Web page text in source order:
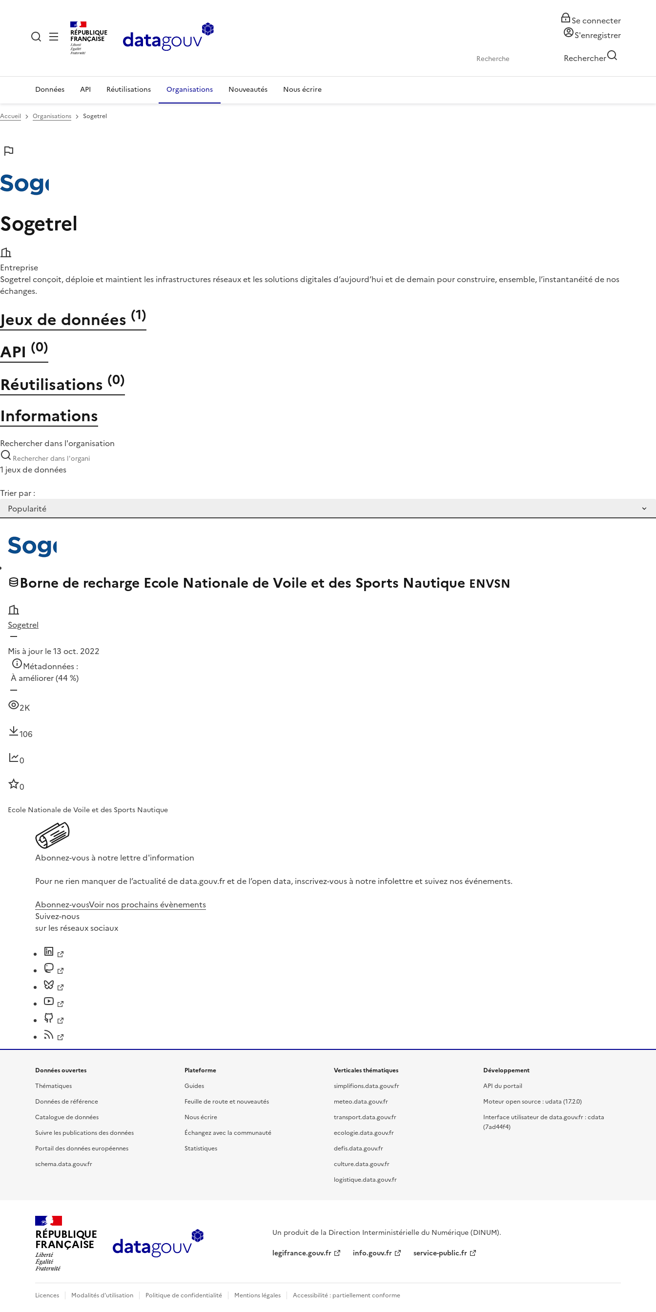
RÉPUBLIQUE
FRANÇAISE
Se connecter
S'enregistrer
Rechercher
Données API Réutilisations Organisations Nouveautés Nous écrire
Accueil Organisations Sogetrel
Sogetrel
Entreprise
Sogetrel conçoit, déploie et maintient les infrastructures réseaux et les solutions digitales d’aujourd’hui et de demain pour construire, ensemble, l’instantanéité de nos
échanges.
Jeux de données (1)
API (0)
Réutilisations (0)
Informations
Rechercher dans l'organisation
1 jeux de données
Trier par :
Borne de recharge Ecole Nationale de Voile et des Sports Nautique ENVSN
Sogetrel
Mis à jour le 13 oct. 2022
Métadonnées :
À améliorer(44 %)
2K
106
0
0
Ecole Nationale de Voile et des Sports Nautique
Abonnez-vous à notre lettre d'information
Pour ne rien manquer de l’actualité de data.gouv.fr et de l’open data, inscrivez-vous à notre infolettre et suivez nos événements.
Abonnez-vousVoir nos prochains évènements
Suivez-nous
sur les réseaux sociaux
Données ouvertes
Thématiques
Données de référence
Catalogue de données
Suivre les publications des données
Portail des données européennes
schema.data.gouv.fr
Plateforme
Guides
Feuille de route et nouveautés
Nous écrire
Échangez avec la communauté
Statistiques
Verticales thématiques
simplifions.data.gouv.fr
meteo.data.gouv.fr
transport.data.gouv.fr
ecologie.data.gouv.fr
defis.data.gouv.fr
culture.data.gouv.fr
logistique.data.gouv.fr
Développement
API du portail
Moteur open source : udata (17.2.0)
Interface utilisateur de data.gouv.fr : cdata
(7ad44f4)
RÉPUBLIQUE
FRANÇAISE
Un produit de la Direction Interministérielle du Numérique (DINUM).
legifrance.gouv.fr
info.gouv.fr service-public.fr
Licences Modalités d'utilisation Politique de confidentialité Mentions légales Accessibilité : partiellement conforme